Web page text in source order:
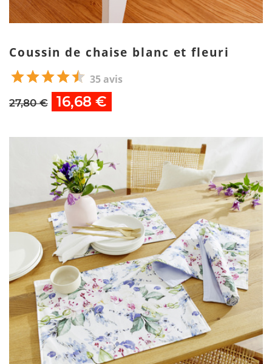
Coussin de chaise blanc et fleuri
35 avis
27,80 € 16,68 €